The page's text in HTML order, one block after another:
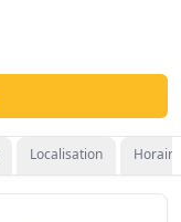
Localisation